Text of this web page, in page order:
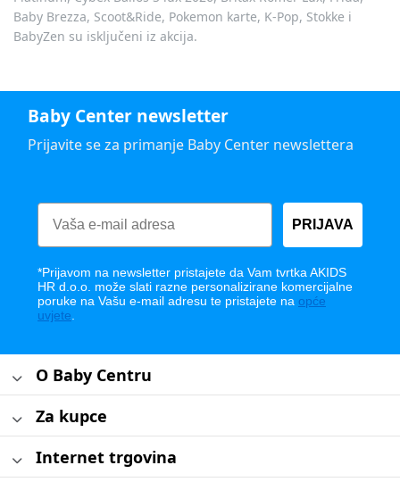
Baby Brezza, Scoot&Ride, Pokemon karte, K-Pop, Stokke i
BabyZen su isključeni iz akcija.
Baby Center newsletter
Prijavite se za primanje Baby Center newslettera
PRIJAVA
*Prijavom na newsletter pristajete da Vam tvrtka AKIDS
HR d.o.o. može slati razne personalizirane komercijalne
poruke na Vašu e-mail adresu te pristajete na opće
uvjete
O Baby Centru
Za kupce
Internet trgovina